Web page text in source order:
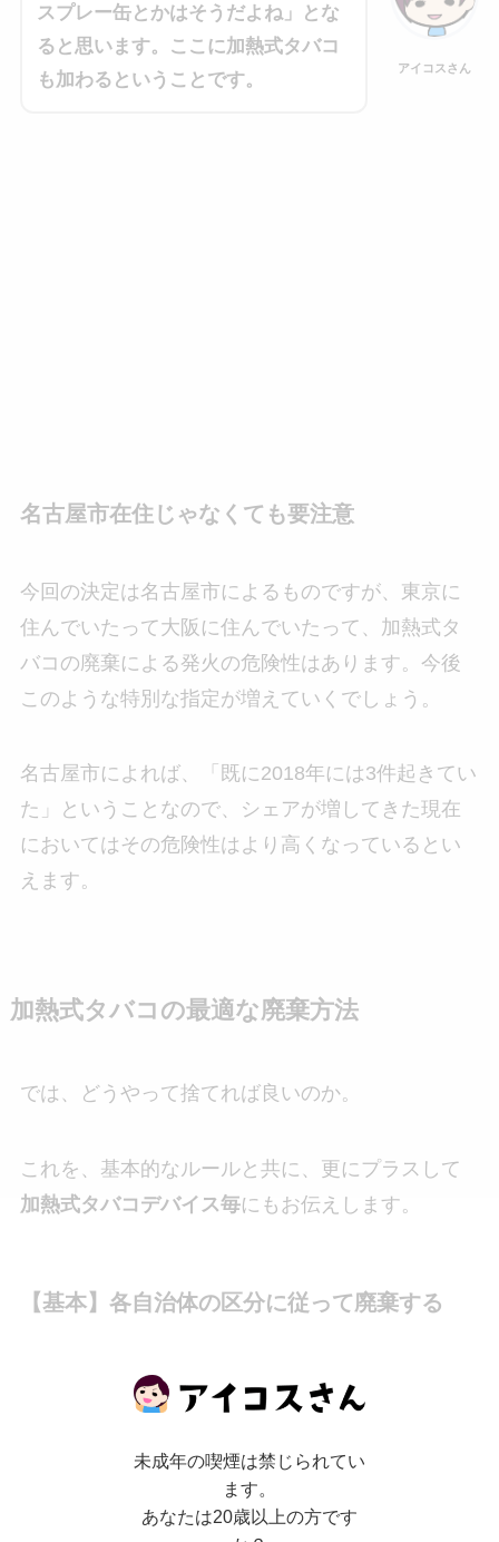
スプレー缶とかはそうだよね」とな
ると思います。ここに加熱式タバコ
も加わるということです。
アイコスさん
名古屋市在住じゃなくても要注意
今回の決定は名古屋市によるものですが、東京に
住んでいたって大阪に住んでいたって、加熱式タ
バコの廃棄による発火の危険性はあります。今後
このような特別な指定が増えていくでしょう。
名古屋市によれば、「既に2018年には3件起きてい
た」ということなので、シェアが増してきた現在
においてはその危険性はより高くなっているとい
えます。
加熱式タバコの最適な廃棄方法
では、どうやって捨てれば良いのか。
これを、基本的なルールと共に、更にプラスして
加熱式タバコデバイス毎にもお伝えします。
【基本】各自治体の区分に従って廃棄する
まず基本的には、各自治体のルールに従って廃棄
しましょう。
例えば前述の通り名古屋市ではこれまで「不燃ご
み」だったものが「発火性危険物」 へと変更にな
未成年の喫煙は禁じられてい
ます。
あなたは20歳以上の方です